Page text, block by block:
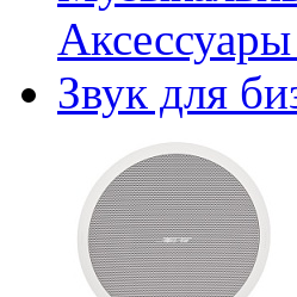
Звук для